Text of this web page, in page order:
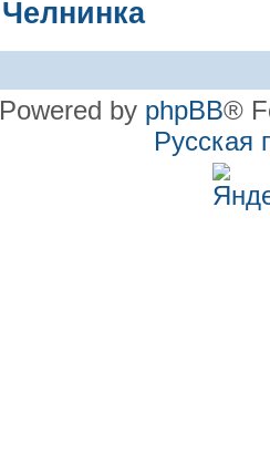
Челнинка
Powered by phpBB®
Русская